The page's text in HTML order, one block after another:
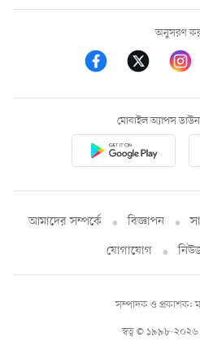
অনুসরণ
মোবাইল অ্যাপস
আমাদের সম্পর্কে বিজ্ঞাপন
যোগাযোগ
স্বত্ব © ১৯৯৮-
সম্পাদক ও প্রকাশক: